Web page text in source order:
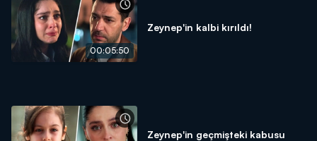
00:05:50
Zeynep'in kalbi kırıldı!
Zeynep'in geçmişteki kabusu